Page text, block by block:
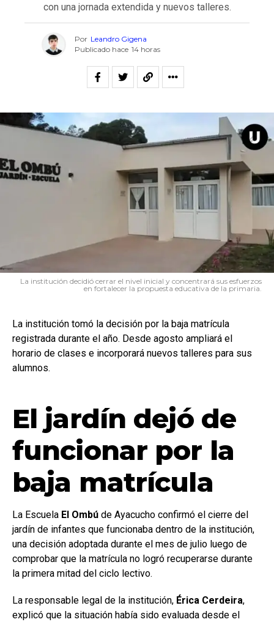
con una jornada extendida y nuevos talleres.
Por Leandro Gigena
Publicado hace 14 horas
La institución decidió cerrar el nivel inicial y concentrará sus esfuerzos
en fortalecer la propuesta educativa de la primaria.
La institución tomó la decisión por la baja matrícula
registrada durante el año. Desde agosto ampliará el
horario de clases e incorporará nuevos talleres para sus
alumnos.
El jardín dejó de
funcionar por la
baja matrícula
La Escuela El Ombú de Ayacucho confirmó el cierre del
jardín de infantes que funcionaba dentro de la institución,
una decisión adoptada durante el mes de julio luego de
comprobar que la matrícula no logró recuperarse durante
la primera mitad del ciclo lectivo.
La responsable legal de la institución, Érica Cerdeira,
explicó que la situación había sido evaluada desde el